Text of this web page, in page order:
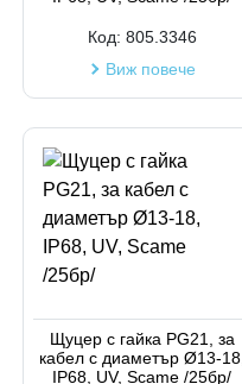
Код: 805.3346
Виж повече
Щуцер с гайка PG21, за
кабел с диаметър Ø13-18,
IP68, UV, Scame /25бр/